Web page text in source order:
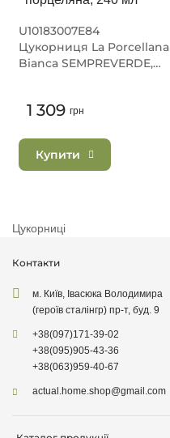
U10183007E84
Цукорниця La Porcellana
Bianca SEMPREVERDE,
1 309 грн
Купити
Цукорниці
Контакти
м. Київ, Івасюка Володимира
(героїв сталінгр) пр-т, буд. 9
+38(097)171-39-02
+38(095)905-43-36
+38(063)959-40-67
actual.home.shop@gmail.com